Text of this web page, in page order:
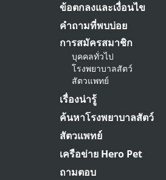
ข้อตกลงและเงื่อนไข
คำถามที่พบบ่อย
การสมัครสมาชิก
บุคคลทั่วไป
โรงพยาบาลสัตว์
สัตวแพทย์
เรื่องน่ารู้
ค้นหาโรงพยาบาลสัตว์
สัตวแพทย์
เครือข่าย Hero Pet
ถามตอบ